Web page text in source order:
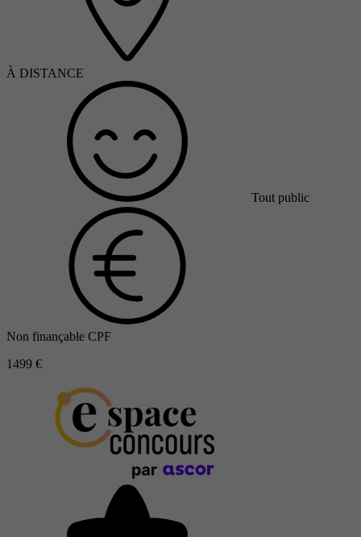
À DISTANCE
Tout public
Non finançable CPF
1499 €